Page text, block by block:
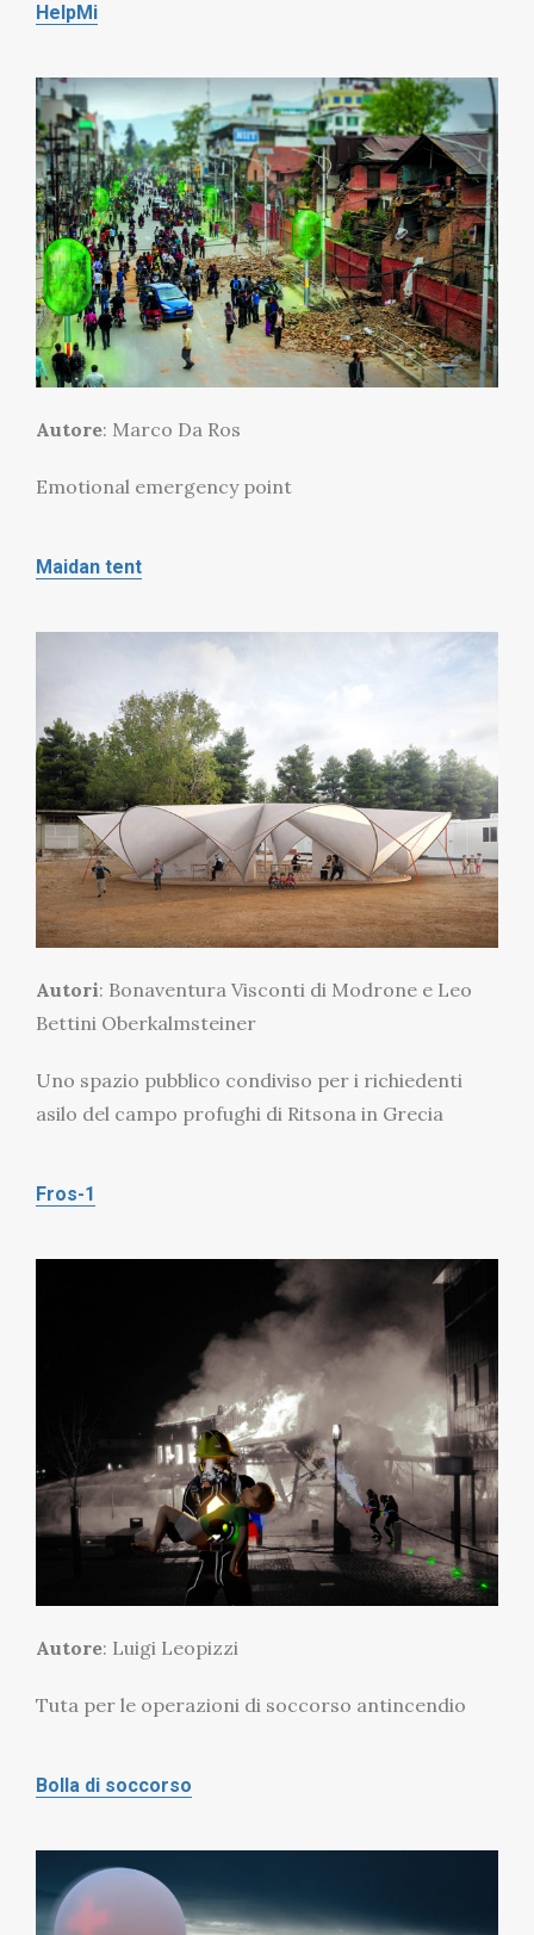
HelpMi
Autore: Marco Da Ros
Emotional emergency point
Maidan tent
Autori: Bonaventura Visconti di Modrone e Leo
Bettini Oberkalmsteiner
Uno spazio pubblico condiviso per i richiedenti
asilo del campo profughi di Ritsona in Grecia
Fros-1
Autore: Luigi Leopizzi
Tuta per le operazioni di soccorso antincendio
Bolla di soccorso